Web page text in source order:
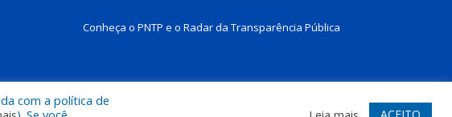
Conheça o PNTP e o Radar da Transparência Pública
Mapa do Site Acessar Webmail
com a política de
ACEITO